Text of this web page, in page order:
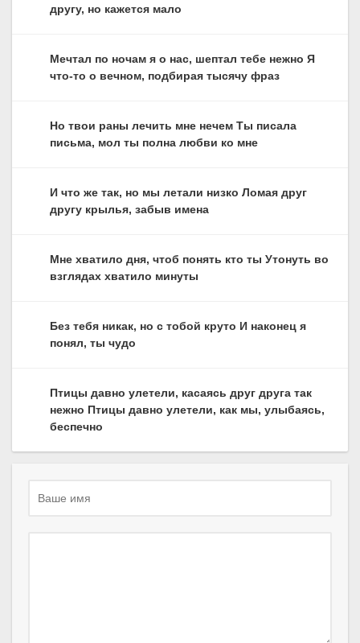
другу, но кажется мало
Мечтал по ночам я о нас, шептал тебе нежно Я
что-то о вечном, подбирая тысячу фраз
Но твои раны лечить мне нечем Ты писала
письма, мол ты полна любви ко мне
И что же так, но мы летали низко Ломая друг
другу крылья, забыв имена
Мне хватило дня, чтоб понять кто ты Утонуть во
взглядах хватило минуты
Без тебя никак, но с тобой круто И наконец я
понял, ты чудо
Птицы давно улетели, касаясь друг друга так
нежно Птицы давно улетели, как мы, улыбаясь,
беспечно